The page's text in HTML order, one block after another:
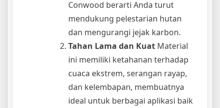
Conwood berarti Anda turut
mendukung pelestarian hutan
dan mengurangi jejak karbon.
Tahan Lama dan Kuat Material
ini memiliki ketahanan terhadap
cuaca ekstrem, serangan rayap,
dan kelembapan, membuatnya
ideal untuk berbagai aplikasi baik